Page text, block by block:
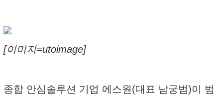
[이미지=utoimage]
종합 안심솔루션 기업 에스원(대표 남궁범)이 범